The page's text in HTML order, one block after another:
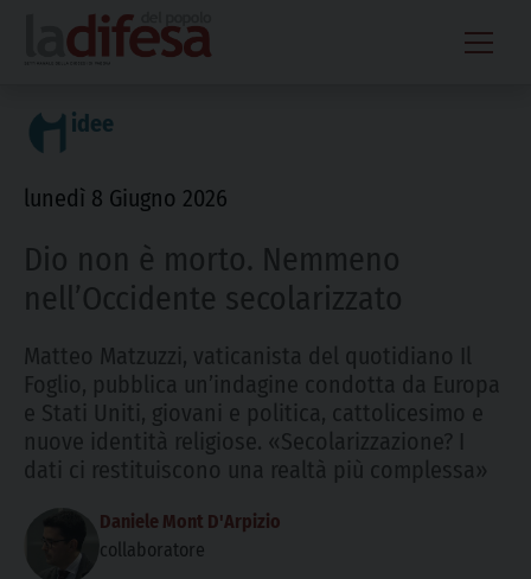
content
idee
lunedì 8 Giugno 2026
Dio non è morto. Nemmeno
nell’Occidente secolarizzato
Matteo Matzuzzi, vaticanista del quotidiano Il
Foglio, pubblica un’indagine condotta da Europa
e Stati Uniti, giovani e politica, cattolicesimo e
nuove identità religiose. «Secolarizzazione? I
dati ci restituiscono una realtà più complessa»
Daniele Mont D'Arpizio
collaboratore